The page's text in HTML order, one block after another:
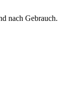
nach Gebrauch.